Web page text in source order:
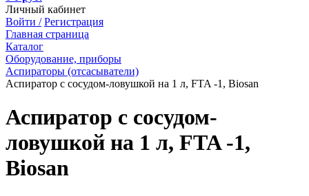
Личный кабинет
Войти / Регистрация
Главная страница
Каталог
Оборудование, приборы
Аспираторы (отсасыватели)
Аспиратор с сосудом-ловушкой на 1 л, FTA -1, Biosan
Аспиратор с сосудом-
ловушкой на 1 л, FTA -1,
Biosan